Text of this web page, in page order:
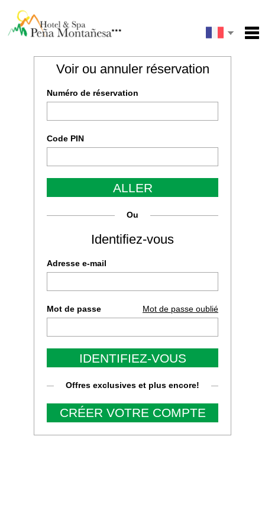
Accueil
English
Voir ou annuler réservation
Numéro de réservation
Code PIN
ALLER
Ou
Identifiez-vous
Adresse e-mail
Mot de passe Mot de passe oublié
IDENTIFIEZ-VOUS
Offres exclusives et plus encore!
CRÉER VOTRE COMPTE
Email
Tapez le code de l'image
ENVOYER